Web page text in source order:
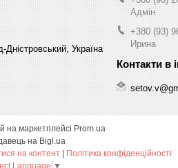
Україна
Адмін
+380 (93)
Ирина
на маркетплейсі Prom.ua
на Bigl.ua
на контент | Політика конфіденційності